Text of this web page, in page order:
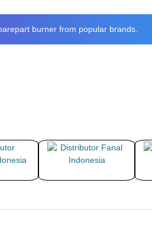
burner from popular brands.